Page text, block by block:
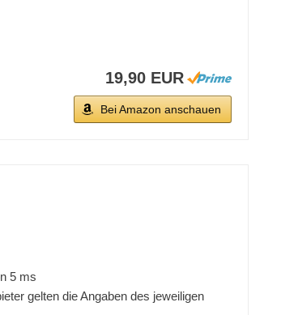
19,90 EUR
Bei Amazon anschauen
5 ms
gelten die Angaben des jeweiligen